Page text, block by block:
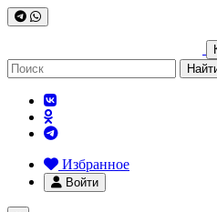
Избранное
Войти